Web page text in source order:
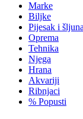
Marke
Biljke
Pijesak i
Oprema
Tehnika
Njega
Hrana
Akvariji
Ribnjaci
% Popusti